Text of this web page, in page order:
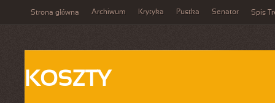
Strona główna Archiwum Krytyka Pustka Senator Spis
KOSZTY